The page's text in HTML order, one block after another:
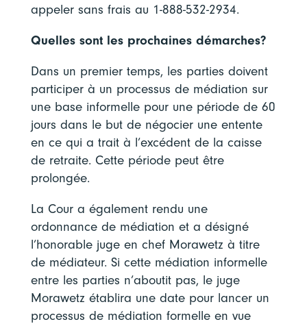
appeler sans frais au 1-888-532-2934.
Quelles sont les prochaines démarches?
Dans un premier temps, les parties doivent
participer à un processus de médiation sur
une base informelle pour une période de 60
jours dans le but de négocier une entente
en ce qui a trait à l’excédent de la caisse
de retraite. Cette période peut être
prolongée.
La Cour a également rendu une
ordonnance de médiation et a désigné
l’honorable juge en chef Morawetz à titre
de médiateur. Si cette médiation informelle
entre les parties n’aboutit pas, le juge
Morawetz établira une date pour lancer un
processus de médiation formelle en vue